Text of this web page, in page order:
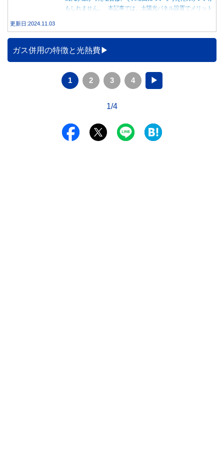
もしれません。 本記事では、太陽光パネル設置でメリット
更新日:2024.11.03
ガス併用の特徴と光熱費
1 2 3 4 ▶
1/4